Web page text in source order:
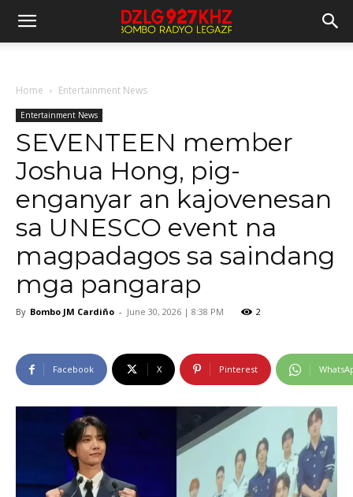
Home Entertainment News
Entertainment News
SEVENTEEN member
Joshua Hong, pig-
enganyar an kajovenesan
sa UNESCO event na
magpadagos sa saindang
mga pangarap
By Bombo JM Cardiño - June 30, 2026 | 8:38 PM 2
Facebook X Pinterest